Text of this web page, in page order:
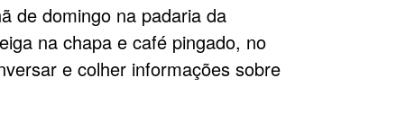
de domingo na padaria da
na chapa e café pingado, no
e colher informações sobre